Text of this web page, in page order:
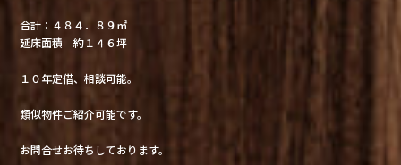
合計：４８４．８９㎡
延床面積 約１４６坪
１０年定借、相談可能。
類似物件ご紹介可能です。
お問合せお待ちしております。